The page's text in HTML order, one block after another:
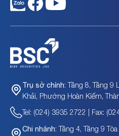
Trụ sở chính: Tầng 8, Tầng 9
Khải, Phường Hoàn Kiếm,
Tel: (024) 3935 2722 | Fax:
Chi nhánh: Tầng 4, Tầng 9